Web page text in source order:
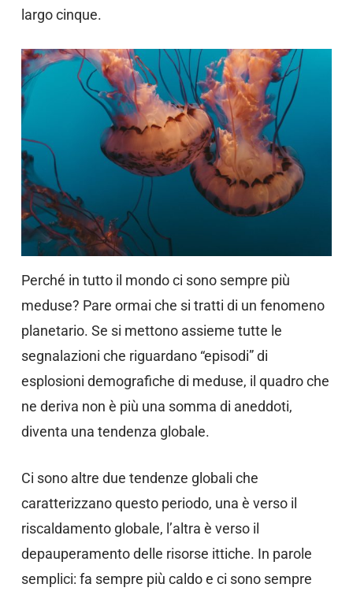
largo cinque.
Perché in tutto il mondo ci sono sempre più
meduse? Pare ormai che si tratti di un fenomeno
planetario. Se si mettono assieme tutte le
segnalazioni che riguardano “episodi” di
esplosioni demografiche di meduse, il quadro che
ne deriva non è più una somma di aneddoti,
diventa una tendenza globale.
Ci sono altre due tendenze globali che
caratterizzano questo periodo, una è verso il
riscaldamento globale, l’altra è verso il
depauperamento delle risorse ittiche. In parole
semplici: fa sempre più caldo e ci sono sempre